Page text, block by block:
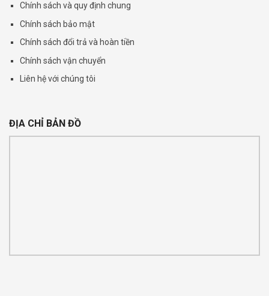
Chính sách và quy định chung
Chính sách bảo mật
Chính sách đổi trả và hoàn tiền
Chính sách vận chuyển
Liên hệ với chúng tôi
ĐỊA CHỈ BẢN ĐỒ